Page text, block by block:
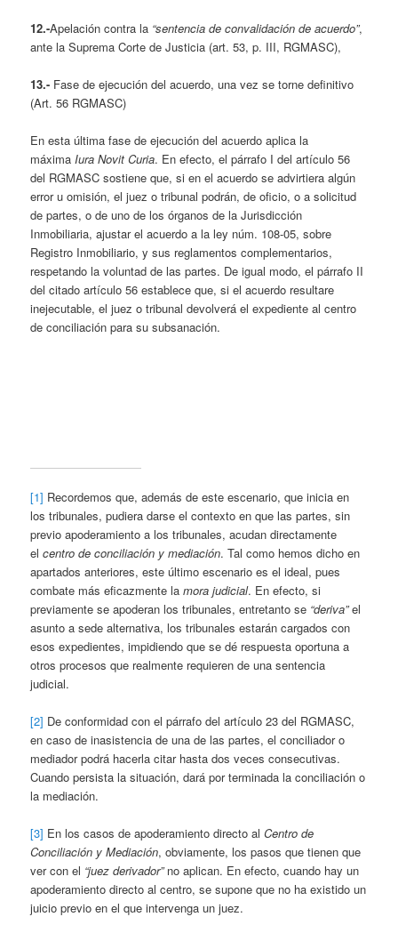
12.-Apelación contra la “sentencia de convalidación de acuerdo”,
ante la Suprema Corte de Justicia (art. 53, p. III, RGMASC),
13.- Fase de ejecución del acuerdo, una vez se torne definitivo
(Art. 56 RGMASC)
En esta última fase de ejecución del acuerdo aplica la
máximaIura Novit Curia. En efecto, el párrafo I del artículo 56
del RGMASC sostiene que, si en el acuerdo se advirtiera algún
error u omisión, el juez o tribunal podrán, de oficio, o a solicitud
de partes, o de uno de los órganos de la Jurisdicción
Inmobiliaria, ajustar el acuerdo a la ley núm. 108-05, sobre
Registro Inmobiliario, y sus reglamentos complementarios,
respetando la voluntad de las partes. De igual modo, el párrafo II
del citado artículo 56 establece que, si el acuerdo resultare
inejecutable, el juez o tribunal devolverá el expediente al centro
de conciliación para su subsanación.
[1] Recordemos que, además de este escenario, que inicia en
los tribunales, pudiera darse el contexto en que las partes, sin
previo apoderamiento a los tribunales, acudan directamente
elcentro de conciliación y mediación. Tal como hemos dicho en
apartados anteriores, este último escenario es el ideal, pues
combate más eficazmente lamora judicial. En efecto, si
previamente se apoderan los tribunales, entretanto se “deriva”el
asunto a sede alternativa, los tribunales estarán cargados con
esos expedientes, impidiendo que se dé respuesta oportuna a
otros procesos que realmente requieren de una sentencia
judicial.
[2] De conformidad con el párrafo del artículo 23 del RGMASC,
en caso de inasistencia de una de las partes, el conciliador o
mediador podrá hacerla citar hasta dos veces consecutivas.
Cuando persista la situación, dará por terminada la conciliación o
la mediación.
[3] En los casos de apoderamiento directo alCentro de
Conciliación y Mediación, obviamente, los pasos que tienen que
ver con el “juez derivador”no aplican. En efecto, cuando hay un
apoderamiento directo al centro, se supone que no ha existido un
juicio previo en el que intervenga un juez.